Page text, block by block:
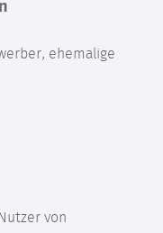
ehemalige
von